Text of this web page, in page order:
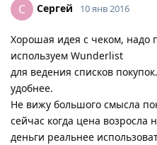
С Сергей 10 янв 2016
Хорошая идея с чеком,
используем Wunderlist
для ведения списков
удобнее.
Не вижу большого смысла
сейчас когда цена возросла
деньги реальнее